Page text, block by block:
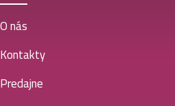
O nás
Kontakty
Predajne